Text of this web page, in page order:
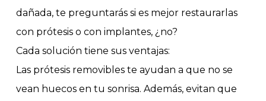
dañada, te preguntarás si es mejor restaurarlas
con prótesis o con implantes, ¿no?
Cada solución tiene sus ventajas:
Las prótesis removibles te ayudan a que no se
vean huecos en tu sonrisa. Además, evitan que